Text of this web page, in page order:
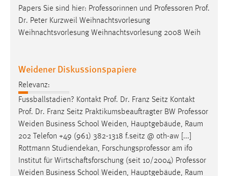
Papers Sie sind hier: Professorinnen und Professoren Prof.
Dr. Peter Kurzweil Weihnachtsvorlesung
Weihnachtsvorlesung Weihnachtsvorlesung 2008 Weih
Weidener Diskussionspapiere
Relevanz:
Fussballstadien? Kontakt Prof. Dr. Franz Seitz Kontakt
Prof. Dr. Franz Seitz Praktikumsbeauftragter BW Professor
Weiden Business School Weiden, Hauptgebäude, Raum
202 Telefon +49 (961) 382-1318 f.seitz @ oth-aw [...]
Rottmann Studiendekan, Forschungsprofessor am ifo
Institut für Wirtschaftsforschung (seit 10/2004) Professor
Weiden Business School Weiden, Hauptgebäude, Raum